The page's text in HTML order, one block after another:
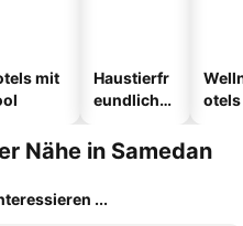
mit
Haustierfr
eundliche
otels
Nähe in Samedan
...